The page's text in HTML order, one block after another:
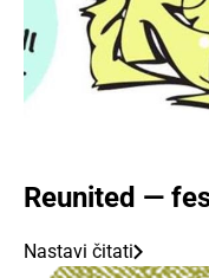
Reunited —
Nastavi čitati